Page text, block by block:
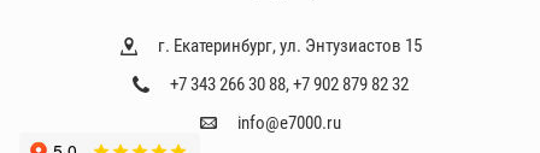
г. Екатеринбург, ул. Энтузиастов 15
+7 343 266 30 88,+7 902 879 82 32
info@e7000.ru